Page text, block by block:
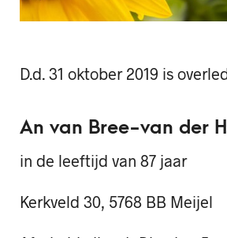
D.d. 31 oktober 2019 is
An van Bree-van der
in de leeftijd van 87 jaar
Kerkveld 30, 5768 BB Meijel